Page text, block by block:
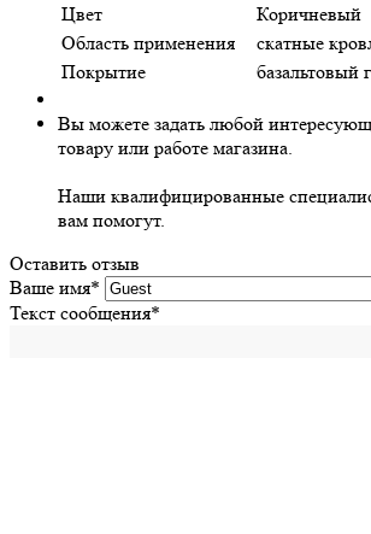
Цвет
Коричневый
Область применения
скатные
Покрытие
базальтовый
Вы можете задать любой
товару или работе магазина.
Наши квалифицированные
вам помогут.
Оставить отзыв
Ваше имя*
Текст сообщения*